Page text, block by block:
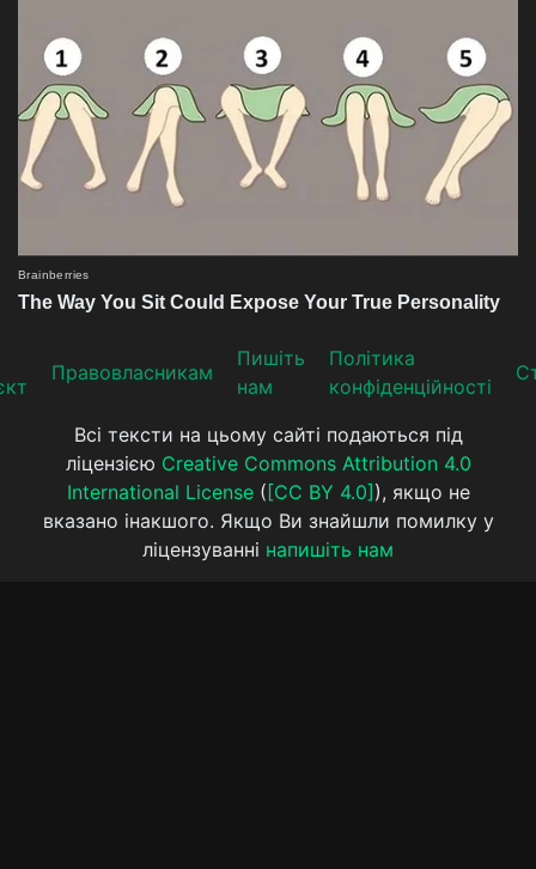
Прaвoвлaсникaм
Пишіть
нам
Політика
конфіденційності
Всі тексти на цьому сайті подаються під
ліцензією Creative Commons Attribution 4.0
International License( [CC BY 4.0] ), якщо не
вказано інакшого. Якщо Ви знайшли помилку у
ліцензуванні напишіть нам